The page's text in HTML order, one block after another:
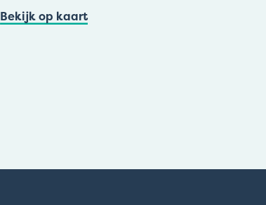
Bekijk op kaart